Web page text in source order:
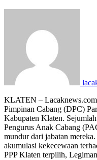
KLATEN –
Pimpinan Cabang (DPC)
Kabupaten Klaten.
Pengurus Anak Cabang
mundur dari jabatan
akumulasi kekecewaan
PPP Klaten terpilih,